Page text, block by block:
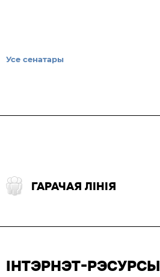
Усе сенатары
ГАРАЧАЯ ЛІНІЯ
ІНТЭРНЭТ-РЭСУРСЫ